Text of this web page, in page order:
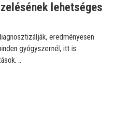
lehetséges
eredményesen
gyógyszernél, itt is
..